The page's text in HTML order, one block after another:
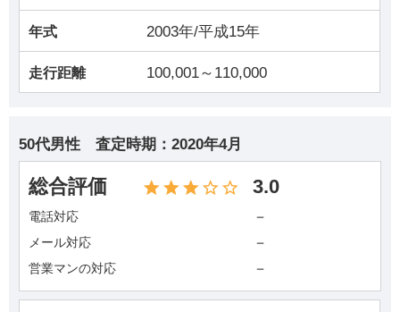
年式 2003年/平成15年
走行距離 100,001～110,000
50代男性 査定時期： 2020年4月
総合評価 3.0
電話対応 －
メール対応 －
営業マンの対応 －